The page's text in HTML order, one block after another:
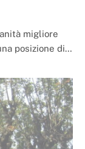
migliore
posizione di…